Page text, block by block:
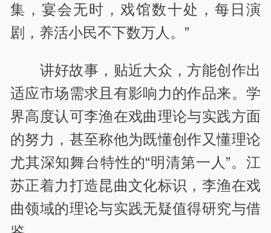
集，宴会无时，戏馆数十处，每日演
剧，养活小民不下数万人。”
讲好故事，贴近大众，方能创作出
适应市场需求且有影响力的作品来。学
界高度认可李渔在戏曲理论与实践方面
的努力，甚至称他为既懂创作又懂理论
尤其深知舞台特性的“明清第一人”。江
苏正着力打造昆曲文化标识，李渔在戏
曲领域的理论与实践无疑值得研究与借